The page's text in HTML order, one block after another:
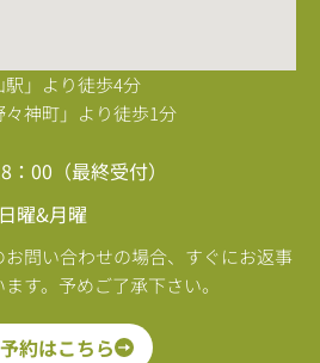
駅」より徒歩4分
神町」より徒歩1分
：00（最終受付）
曜&月曜
問い合わせの場合、すぐにお返事
す。予めご了承下さい。
約はこちら